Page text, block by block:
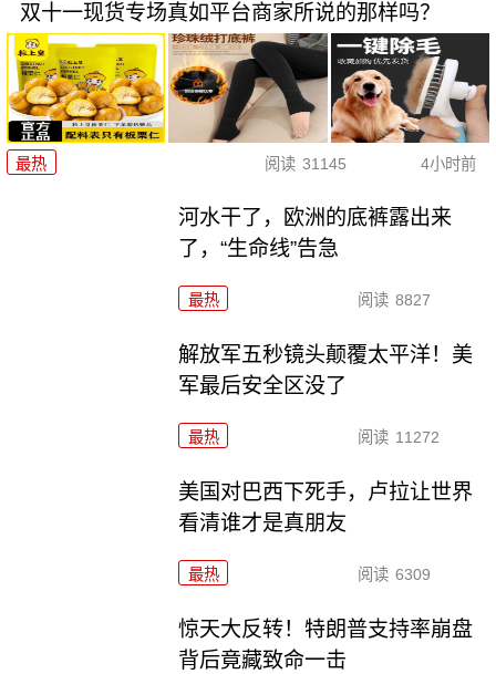
双十一现货专场真如平台商家所说的那样吗？
最热 阅读 31145 4小时前
河水干了，欧洲的底裤露出来
了，“生命线”告急
最热 阅读 8827
解放军五秒镜头颠覆太平洋！美
军最后安全区没了
最热 阅读 11272
美国对巴西下死手，卢拉让世界
看清谁才是真朋友
最热 阅读 6309
惊天大反转！特朗普支持率崩盘
背后竟藏致命一击